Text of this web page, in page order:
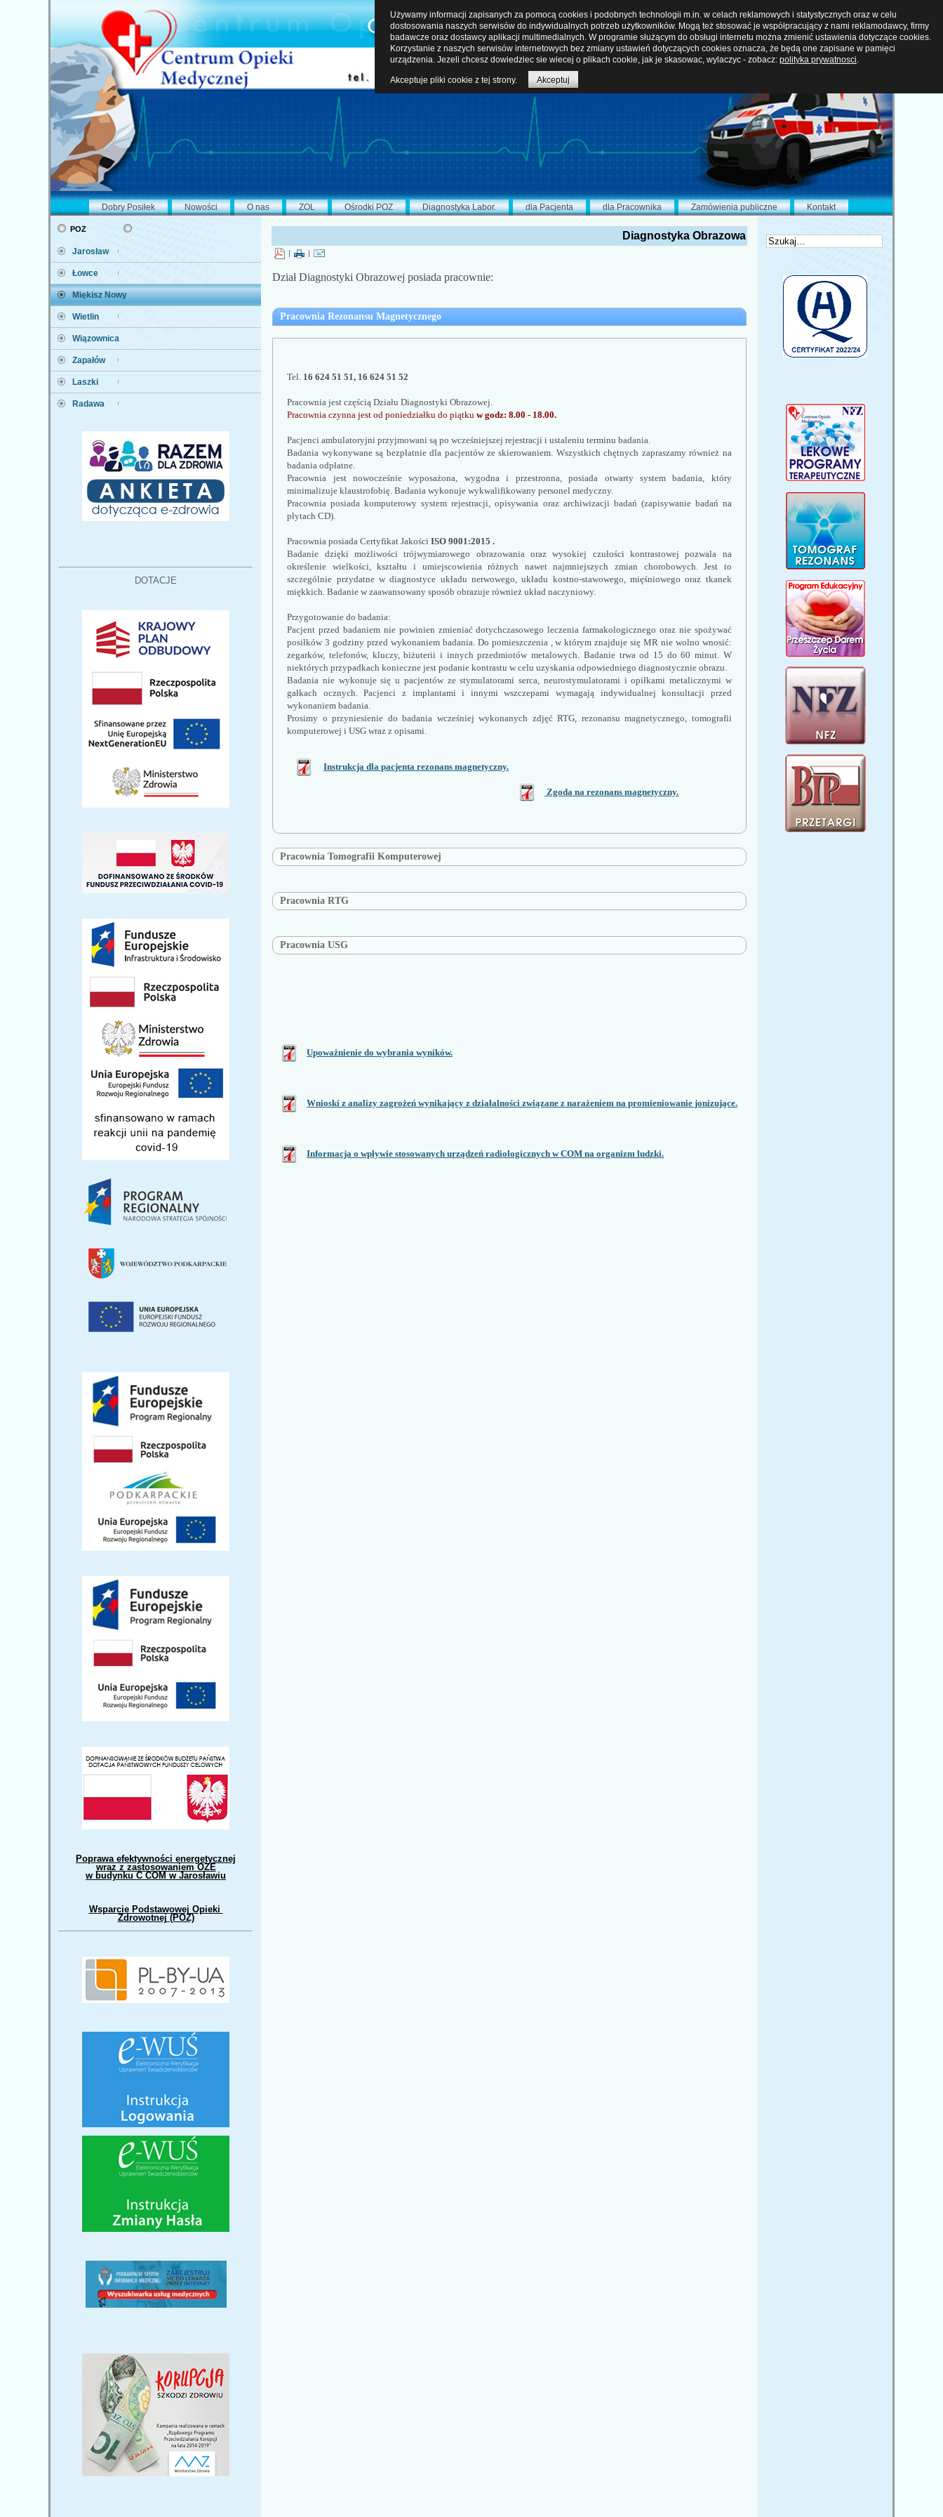
Dobry Posiłek Nowości O nas ZOL Ośrodki POZ Diagnostyka Labor. dla Pacjenta dla Pracownika Zamówienia publiczne Kontakt
poz
Jarosław
Łowce
Miękisz Nowy
Wietlin
Wiązownica
Zapałów
Laszki
Radawa
DOTACJE
Poprawa efektywności energetycznej
wraz z zastosowaniem OZE
w budynku C COM w Jarosławiu
Wsparcie Podstawowej Opieki
Zdrowotnej (POZ)
Diagnostyka Obrazowa
Dział Diagnostyki Obrazowej posiada pracownie:
Pracownia Rezonansu Magnetycznego
Tel. 16 624 51 51, 16 624 51 52
Pracownia jest częścią Działu Diagnostyki Obrazowej.
Pracownia czynna jest od poniedziałku do piątku w godz: 8.00 - 18.00.
Pacjenci ambulatoryjni przyjmowani są po wcześniejszej rejestracji i ustaleniu terminu badania.
Badania wykonywane są bezpłatnie dla pacjentów ze skierowaniem. Wszystkich chętnych zapraszamy również na
badania odpłatne.
Pracownia jest nowocześnie wyposażona, wygodna i przestronna, posiada otwarty system badania, który
minimalizuje klaustrofobię. Badania wykonuje wykwalifikowany personel medyczny.
Pracownia posiada komputerowy system rejestracji, opisywania oraz archiwizacji badań (zapisywanie badań na
płytach CD).
Pracownia posiada Certyfikat Jakości ISO 9001:2015 .
Badanie dzięki możliwości trójwymiarowego obrazowania oraz wysokiej czułości kontrastowej pozwala na
określenie wielkości, kształtu i umiejscowienia różnych nawet najmniejszych zmian chorobowych. Jest to
szczególnie przydatne w diagnostyce układu nerwowego, układu kostno-stawowego, mięśniowego oraz tkanek
miękkich. Badanie w zaawansowany sposób obrazuje również układ naczyniowy.
Przygotowanie do badania:
Pacjent przed badaniem nie powinien zmieniać dotychczasowego leczenia farmakologicznego oraz nie spożywać
posiłków 3 godziny przed wykonaniem badania. Do pomieszczenia , w którym znajduje się MR nie wolno wnosić:
zegarków, telefonów, kluczy, biżuterii i innych przedmiotów metalowych. Badanie trwa od 15 do 60 minut. W
niektórych przypadkach konieczne jest podanie kontrastu w celu uzyskania odpowiedniego diagnostycznie obrazu.
Badania nie wykonuje się u pacjentów ze stymulatorami serca, neurostymulatorami i opiłkami metalicznymi w
gałkach ocznych. Pacjenci z implantami i innymi wszczepami wymagają indywidualnej konsultacji przed
wykonaniem badania.
Prosimy o przyniesienie do badania wcześniej wykonanych zdjęć RTG, rezonansu magnetycznego, tomografii
komputerowej i USG wraz z opisami.
Instrukcja dla pacjenta rezonans magnetyczny.
Zgoda na rezonans magnetyczny.
Pracownia Tomografii Komputerowej
Pracownia RTG
Pracownia USG
Upoważnienie do wybrania wyników.
Wnioski z analizy zagrożeń wynikający z działalności związane z narażeniem na promieniowanie jonizujące.
Informacja o wpływie stosowanych urządzeń radiologicznych w COM na organizm ludzki.
Używamy informacji zapisanych za pomocą cookies i podobnych technologii m.in. w celach reklamowych i statystycznych oraz w celu
dostosowania naszych serwisów do indywidualnych potrzeb użytkowników. Mogą też stosować je współpracujący z nami reklamodawcy, firmy
badawcze oraz dostawcy aplikacji multimedialnych. W programie służącym do obsługi internetu można zmienić ustawienia dotyczące cookies.
Korzystanie z naszych serwisów internetowych bez zmiany ustawień dotyczących cookies oznacza, że będą one zapisane w pamięci
urządzenia. Jezeli chcesz dowiedziec sie wiecej o plikach cookie, jak je skasowac, wylaczyc - zobacz: polityka prywatnosci.
Akceptuje pliki cookie z tej strony. Akceptuj